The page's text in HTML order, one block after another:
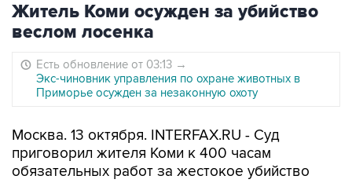
Житель Коми осужден за убийство
веслом лосенка
Есть обновление от 03:13 →
Экс-чиновник управления по охране животных в
Приморье осужден за незаконную охоту
Москва. 13 октября. INTERFAX.RU - Суд
приговорил жителя Коми к 400 часам
обязательных работ за жестокое убийство